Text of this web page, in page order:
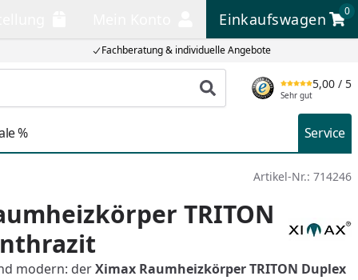
Fachberatung & individuelle Angebote
Einkaufswagen
0
Einkaufswagen
Produkt suchen
5,00 / 5
Sehr gut
% Service
Artikel-Nr.: 714246
TRITON
modern: derXimax Raumheizkörper TRITON Duplex